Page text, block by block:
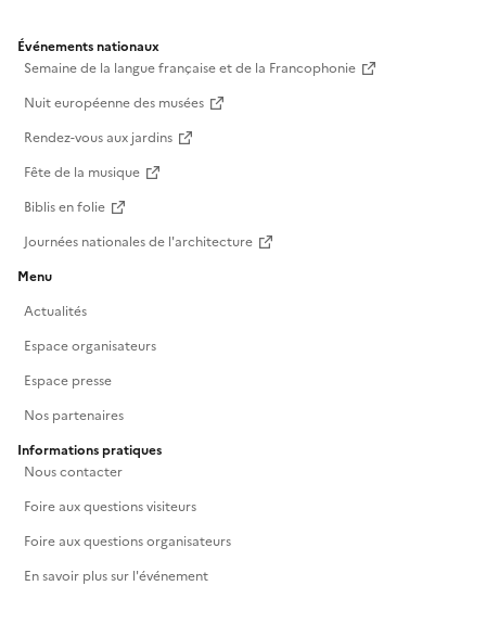
Événements nationaux
Semaine de la langue française et de la Francophonie
Nuit européenne des musées
Rendez-vous aux jardins
Fête de la musique
Biblis en folie
Journées nationales de l'architecture
Menu
Actualités
Espace organisateurs
Espace presse
Nos partenaires
Informations pratiques
Nous contacter
Foire aux questions visiteurs
Foire aux questions organisateurs
En savoir plus sur l'événement